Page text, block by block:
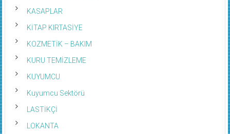
KASAPLAR
KİTAP KIRTASİYE
KOZMETİK – BAKIM
KURU TEMİZLEME
KUYUMCU
Kuyumcu Sektörü
LASTİKÇİ
LOKANTA